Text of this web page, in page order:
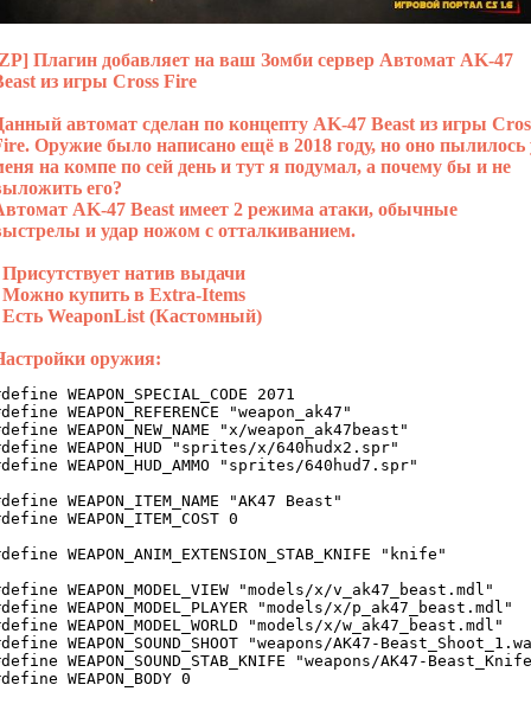
Плагин добавляет на ваш Зомби сервер Автомат AK-47
из игры Cross Fire
автомат сделан по концепту AK-47 Beast из игры
Оружие было написано ещё в 2018 году, но оно пылилось
на компе по сей день и тут я подумал, а почему бы и не
его?
AK-47 Beast имеет 2 режима атаки, обычные
и удар ножом с отталкиванием.
натив выдачи
Можно купить в Extra-Items
Есть WeaponList (Кастомный)
оружия:
WEAPON_SPECIAL_CODE 2071
WEAPON_REFERENCE "weapon_ak47"
WEAPON_NEW_NAME "x/weapon_ak47beast"
WEAPON_HUD "sprites/x/640hudx2.spr"
WEAPON_HUD_AMMO "sprites/640hud7.spr"
WEAPON_ITEM_NAME "AK47 Beast"
WEAPON_ITEM_COST 0
WEAPON_ANIM_EXTENSION_STAB_KNIFE "knife"
WEAPON_MODEL_VIEW "models/x/v_ak47_beast.mdl"
WEAPON_MODEL_PLAYER "models/x/p_ak47_beast.mdl"
WEAPON_MODEL_WORLD "models/x/w_ak47_beast.mdl"
WEAPON_SOUND_SHOOT "weapons/AK47-
WEAPON_SOUND_STAB_KNIFE "weapons/AK47-
WEAPON_BODY 0